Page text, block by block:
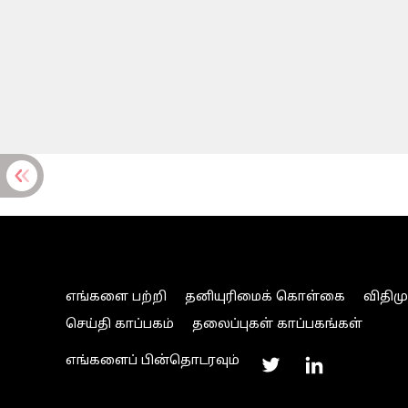
எங்களை பற்றி தனியுரிமைக் கொள்கை
செய்தி காப்பகம்
தலைப்புகள் காப்பகங்கள்
எங்களைப் பின்தொடரவும்